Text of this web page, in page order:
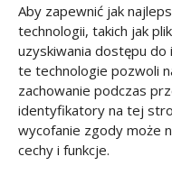
Aby zapewnić jak
technologii, takich jak
uzyskiwania dostępu do
te technologie pozwoli
zachowanie podczas
identyfikatory na tej
wycofanie zgody może
cechy i funkcje.
Unisci i puntini:
Unisci i puntini:
Unisci i puntini:
Unisci i puntini: